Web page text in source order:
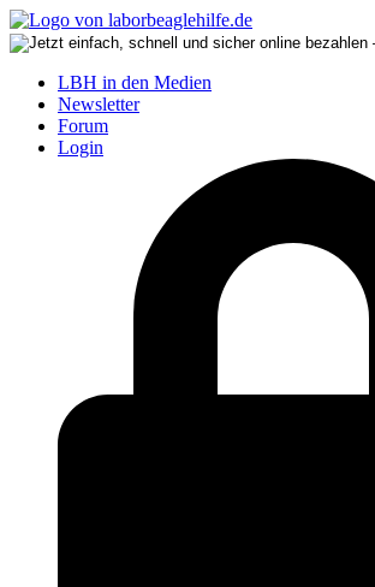
LBH in den Medien
Newsletter
Forum
Login